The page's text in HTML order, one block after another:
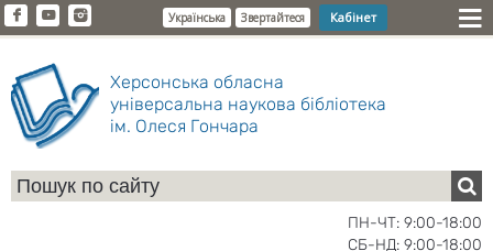
Українська Звертайтеся Кабінет
Херсонська обласна
універсальна наукова бібліотека
ім. Олеся Гончара
ПН-ЧТ: 9:00-18:00
СБ-НД: 9:00-18:00